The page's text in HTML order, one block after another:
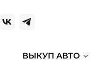
ВЫКУП АВТО